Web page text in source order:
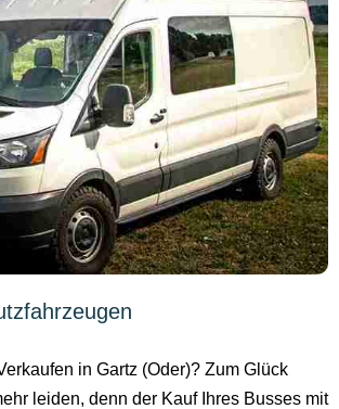
in Gartz (Oder)? Zum Glück
leiden, denn der Kauf Ihres Busses mit